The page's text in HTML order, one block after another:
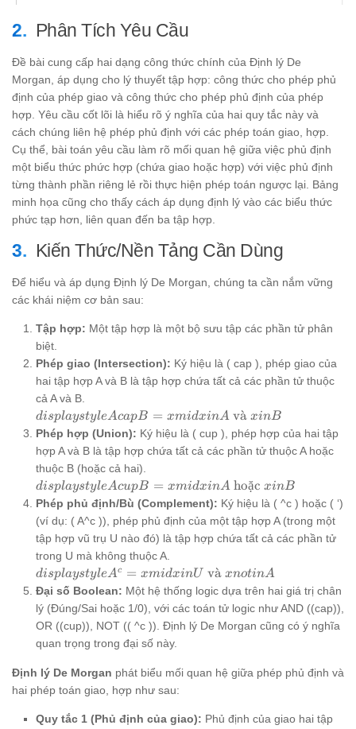
Phân Tích Yêu Cầu
Đề bài cung cấp hai dạng công thức chính của Định lý De
Morgan, áp dụng cho lý thuyết tập hợp: công thức cho phép phủ
định của phép giao và công thức cho phép phủ định của phép
hợp. Yêu cầu cốt lõi là hiểu rõ ý nghĩa của hai quy tắc này và
cách chúng liên hệ phép phủ định với các phép toán giao, hợp.
Cụ thể, bài toán yêu cầu làm rõ mối quan hệ giữa việc phủ định
một biểu thức phức hợp (chứa giao hoặc hợp) với việc phủ định
từng thành phần riêng lẻ rồi thực hiện phép toán ngược lại. Bảng
minh họa cũng cho thấy cách áp dụng định lý vào các biểu thức
phức tạp hơn, liên quan đến ba tập hợp.
Kiến Thức/Nền Tảng Cần Dùng
Để hiểu và áp dụng Định lý De Morgan, chúng ta cần nắm vững
các khái niệm cơ bản sau:
Tập hợp: Một tập hợp là một bộ sưu tập các phần tử phân
biệt.
Phép giao (Intersection): Ký hiệu là ( cap ), phép giao của
hai tập hợp A và B là tập hợp chứa tất cả các phần tử thuộc
cả A và B.
displaystyle
A cap B =
{x mid x in
A \text{ và
} x in B}
displaystyleAcapB = xmidxinAva
ˋ xinB
Phép hợp (Union): Ký hiệu là ( cup ), phép hợp của hai tập
hợp A và B là tập hợp chứa tất cả các phần tử thuộc A hoặc
thuộc B (hoặc cả hai).
displaystyle
A cup B =
{x mid x in
A \text{
hoặc } x in
B}
displaystyleAcupB = xmidxinAhoặc xinB
Phép phủ định/Bù (Complement): Ký hiệu là ( ^c ) hoặc ( ‘)
(ví dụ: ( A^c )), phép phủ định của một tập hợp A (trong một
tập hợp vũ trụ U nào đó) là tập hợp chứa tất cả các phần tử
trong U mà không thuộc A.
displaystyle
A^c = {x
mid x in U
\text{ và }
x notin A}
displaystyleAc = xmidxinU va
ˋ xnotinA
Đại số Boolean: Một hệ thống logic dựa trên hai giá trị chân
lý (Đúng/Sai hoặc 1/0), với các toán tử logic như AND ((cap)),
OR ((cup)), NOT (( ^c )). Định lý De Morgan cũng có ý nghĩa
quan trọng trong đại số này.
Định lý De Morgan phát biểu mối quan hệ giữa phép phủ định và
hai phép toán giao, hợp như sau:
Quy tắc 1 (Phủ định của giao): Phủ định của giao hai tập